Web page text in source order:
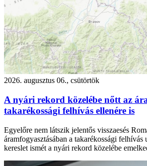
2026. augusztus 06., csütörtök
A nyári rekord közelébe nőtt az
takarékossági felhívás ellenére is
Egyelőre nem látszik jelentős visszaesés
áramfogyasztásában a takarékossági felhívás
kereslet ismét a nyári rekord közelébe